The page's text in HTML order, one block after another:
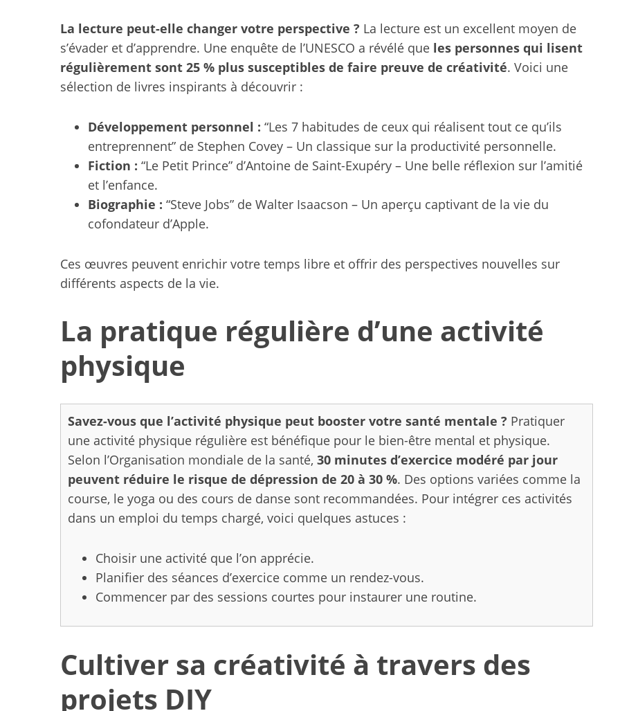
La lecture peut-elle changer votre perspective ? La lecture est un excellent moyen de
s’évader et d’apprendre. Une enquête de l’UNESCO a révélé que les personnes qui lisent
régulièrement sont 25 % plus susceptibles de faire preuve de créativité. Voici une
sélection de livres inspirants à découvrir :
Développement personnel : “Les 7 habitudes de ceux qui réalisent tout ce qu’ils
entreprennent” de Stephen Covey – Un classique sur la productivité personnelle.
Fiction : “Le Petit Prince” d’Antoine de Saint-Exupéry – Une belle réflexion sur l’amitié
et l’enfance.
Biographie : “Steve Jobs” de Walter Isaacson – Un aperçu captivant de la vie du
cofondateur d’Apple.
Ces œuvres peuvent enrichir votre temps libre et offrir des perspectives nouvelles sur
différents aspects de la vie.
La pratique régulière d’une activité
physique
Savez-vous que l’activité physique peut booster votre santé mentale ? Pratiquer
une activité physique régulière est bénéfique pour le bien-être mental et physique.
Selon l’Organisation mondiale de la santé, 30 minutes d’exercice modéré par jour
peuvent réduire le risque de dépression de 20 à 30 %. Des options variées comme la
course, le yoga ou des cours de danse sont recommandées. Pour intégrer ces activités
dans un emploi du temps chargé, voici quelques astuces :
Choisir une activité que l’on apprécie.
Planifier des séances d’exercice comme un rendez-vous.
Commencer par des sessions courtes pour instaurer une routine.
Cultiver sa créativité à travers des
projets DIY